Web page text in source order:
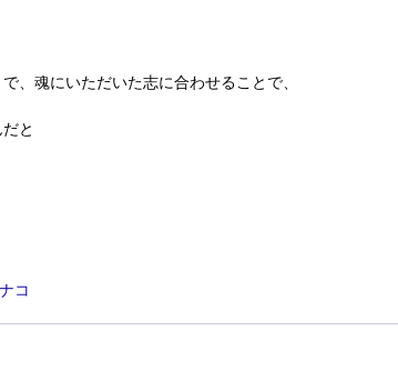
、魂にいただいた志に合わせることで、
と
コ